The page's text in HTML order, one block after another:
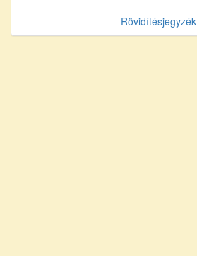
Rövidítésjegyzék